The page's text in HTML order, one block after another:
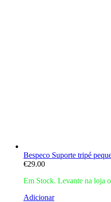
Bespeco Suporte tripé
€29.00
Em Stock. Levante na loja
Adicionar